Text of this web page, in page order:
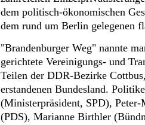
dem politisch-ökonomischen
dem rund um Berlin gelegenen
"Brandenburger Weg" nannte
gerichtete Vereinigungs- und
Teilen der DDR-Bezirke
erstandenen Bundesland.
(Ministerpräsident, SPD),
(PDS), Marianne Birthler